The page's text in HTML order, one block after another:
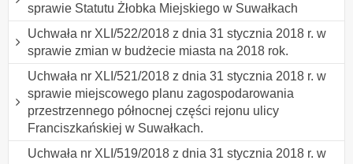
sprawie Statutu Żłobka Miejskiego w Suwałkach
Uchwała nr XLI/522/2018 z dnia 31 stycznia 2018 r. w
sprawie zmian w budżecie miasta na 2018 rok.
Uchwała nr XLI/521/2018 z dnia 31 stycznia 2018 r. w
sprawie miejscowego planu zagospodarowania
przestrzennego północnej części rejonu ulicy
Franciszkańskiej w Suwałkach.
Uchwała nr XLI/519/2018 z dnia 31 stycznia 2018 r. w